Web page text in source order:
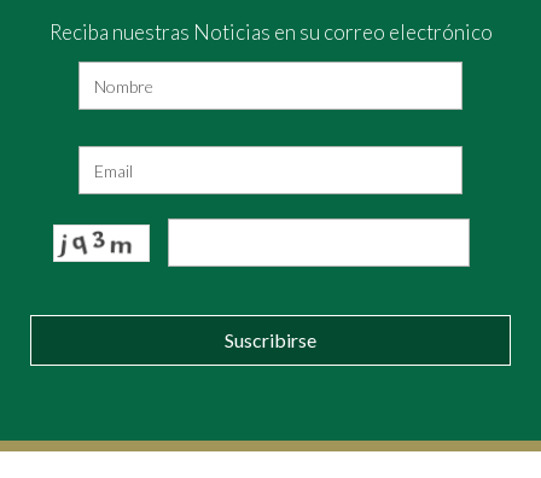
Reciba nuestras Noticias en su correo electrónico
Suscribirse